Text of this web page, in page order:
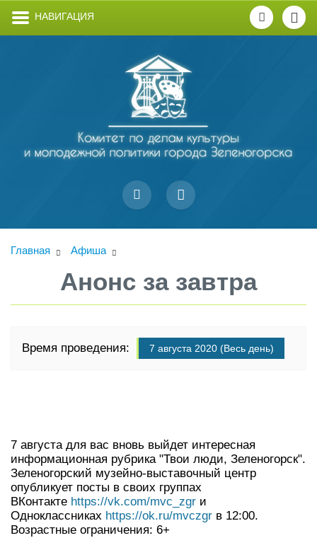
НАВИГАЦИЯ
Главная Афиша
Анонс за завтра
Время проведения: 7 августа 2020 (Весь день)
7 августа для вас вновь выйдет интересная
информационная рубрика "Твои люди, Зеленогорск".
Зеленогорский музейно-выставочный центр
опубликует посты в своих группах
ВКонтакте https://vk.com/mvc_zgr и
Одноклассниках https://ok.ru/mvczgr в 12:00.
Возрастные ограничения: 6+